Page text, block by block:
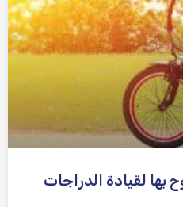
لقيادة الدراجات